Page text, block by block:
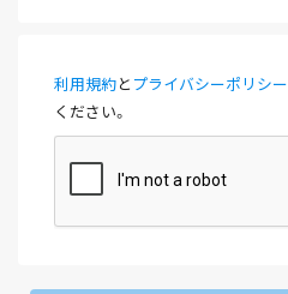
利用規約 と プライバシーポリシー
ください。